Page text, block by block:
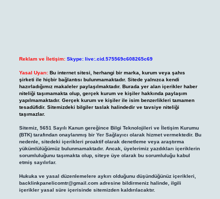
Reklam ve İletişim: Skype: live:.cid.575569c608265c69
Yasal Uyarı: Bu internet sitesi, herhangi bir marka, kurum veya şahıs
şirketi ile hiçbir bağlantısı bulunmamaktadır. Sitede yalnızca kendi
hazırladığımız makaleler paylaşılmaktadır. Burada yer alan içerikler haber
niteliği taşımamakta olup, gerçek kurum ve kişiler hakkında paylaşım
yapılmamaktadır. Gerçek kurum ve kişiler ile isim benzerlikleri tamamen
tesadüfidir. Sitemizdeki bilgiler taslak halindedir ve tavsiye niteliği
taşımazlar.
Sitemiz, 5651 Sayılı Kanun gereğince Bilgi Teknolojileri ve İletişim Kurumu
(BTK) tarafından onaylanmış bir Yer Sağlayıcı olarak hizmet vermektedir. Bu
nedenle, sitedeki içerikleri proaktif olarak denetleme veya araştırma
yükümlülüğümüz bulunmamaktadır. Ancak, üyelerimiz yazdıkları içeriklerin
sorumluluğunu taşımakta olup, siteye üye olarak bu sorumluluğu kabul
etmiş sayılırlar.
Hukuka ve yasal düzenlemelere aykırı olduğunu düşündüğünüz içerikleri,
backlinkpanelicomtr@gmail.comadresine bildirmeniz halinde, ilgili
içerikler yasal süre içerisinde sitemizden kaldırılacaktır.